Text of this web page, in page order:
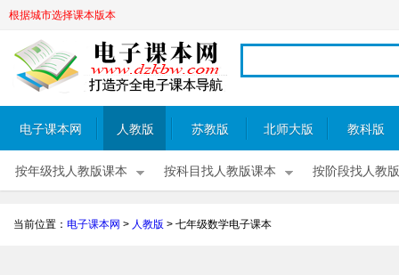
根据城市选择课本版本
电子课本网 人教版 苏教版 北师大版 教科版
按年级找人教版课本 按科目找人教版课本 按阶段找人教
当前位置： 电子课本网 > 人教版 > 七年级数学电子课本